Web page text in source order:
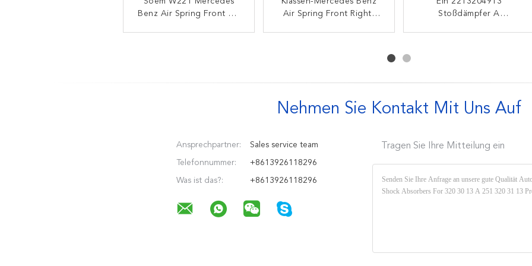
Benz Air Spring Front Air
Air Spring Front Right-
Stoßdämpfer A
Stoßdämpfer der Luft-164
Mercedes Benz Air Spring
hintere Luft-Stoßdämpfer
Nehmen Sie Kontakt Mit Uns Auf
Ansprechpartner: Sales service team
Telefonnummer: +8613926118296
Was ist das?: +8613926118296
Tragen Sie Ihre Mitteilung ein